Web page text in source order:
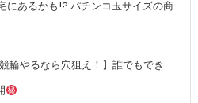
宅にあるかも!? パチンコ玉サイズの商
輪やるなら穴狙え！】誰でもでき